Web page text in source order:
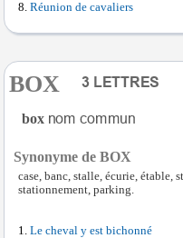
Réunion de cavaliers
BOX
box
Synonyme de BOX
case, banc, stalle, écurie, étable,
stationnement, parking.
Le cheval y est bichonné